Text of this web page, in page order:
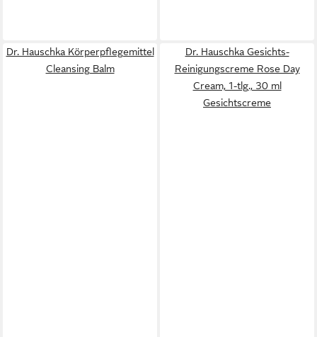
Dr. Hauschka Körperpflegemittel
Cleansing Balm
Dr. Hauschka Gesichts-
Reinigungscreme Rose Day
Cream, 1-tlg., 30 ml
Gesichtscreme